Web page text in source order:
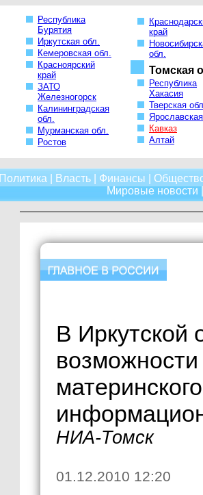
Республика
Бурятия
Иркутская обл.
Кемеровская обл.
Красноярский
край
ЗАТО
Железногорск
Калининградская
обл.
Мурманская обл.
Ростов
край
обл.
Томская
Республика
Хакасия
Тверская
Кавказ
Алтай
Политика Власть Финансы
Мировые новости
В Иркутской
НИА-Томск
01.12.2010 12:20